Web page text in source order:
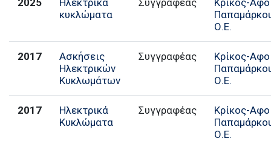
κυκλώματα
Ο.Ε.
2017
Ασκήσεις
Ηλεκτρικών
Κυκλωμάτων
Συγγραφέας
Κρίκος-
Ο.Ε.
2017
Ηλεκτρικά
Κυκλώματα
Συγγραφέας
Κρίκος-
Ο.Ε.